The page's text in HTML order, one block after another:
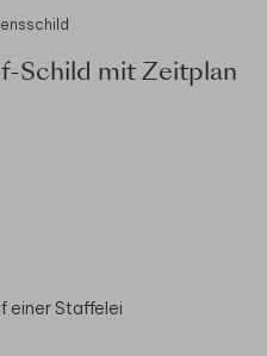
Schild mit Zeitplan
einer Staffelei